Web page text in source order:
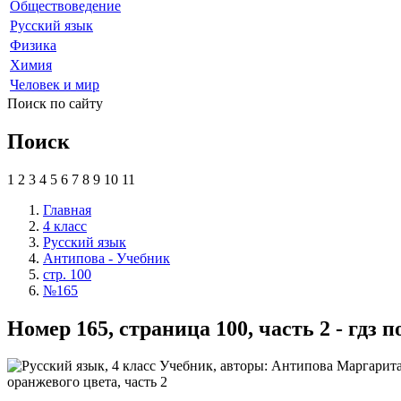
Обществоведение
Русский язык
Физика
Химия
Человек и мир
Поиск по сайту
Поиск
1 2 3 4 5 6 7 8 9 10 11
Главная
4 класс
Русский язык
Антипова - Учебник
стр. 100
№165
Номер 165, страница 100, часть 2 - гдз